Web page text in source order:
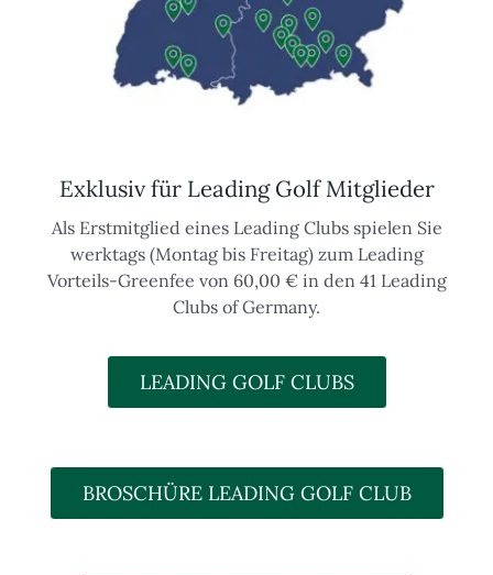
Exklusiv für Leading Golf Mitglieder
Als Erstmitglied eines Leading Clubs spielen Sie
werktags (Montag bis Freitag) zum Leading
Vorteils-Greenfee von 60,00 € in den 41 Leading
Clubs of Germany.
LEADING GOLF CLUBS
BROSCHÜRE LEADING GOLF CLUB